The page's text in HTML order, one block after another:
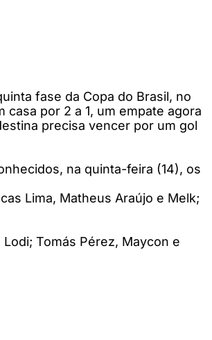
fase da Copa do Brasil, no
casa por 2 a 1, um empate agora
precisa vencer por um gol
na quinta-feira (14), os
Lima, Matheus Araújo e Melk;
Tomás Pérez, Maycon e